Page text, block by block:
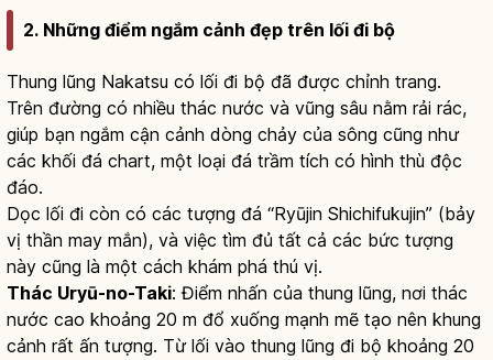
2. Những điểm ngắm cảnh đẹp trên lối đi bộ
Thung lũng Nakatsu có lối đi bộ đã được chỉnh trang.
Trên đường có nhiều thác nước và vũng sâu nằm rải rác,
giúp bạn ngắm cận cảnh dòng chảy của sông cũng như
các khối đá chart, một loại đá trầm tích có hình thù độc
đáo.
Dọc lối đi còn có các tượng đá “Ryūjin Shichifukujin” (bảy
vị thần may mắn), và việc tìm đủ tất cả các bức tượng
này cũng là một cách khám phá thú vị.
Thác Uryū-no-Taki: Điểm nhấn của thung lũng, nơi thác
nước cao khoảng 20 m đổ xuống mạnh mẽ tạo nên khung
cảnh rất ấn tượng. Từ lối vào thung lũng đi bộ khoảng 20